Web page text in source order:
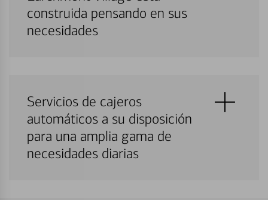
construida pensando en sus
necesidades
Servicios de cajeros
automáticos a su disposición
para una amplia gama de
necesidades diarias